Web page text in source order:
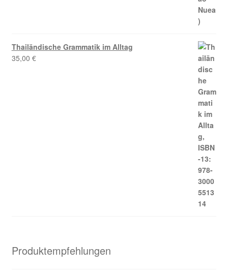
Thailändische Grammatik im Alltag
35,00 €
Produktempfehlungen